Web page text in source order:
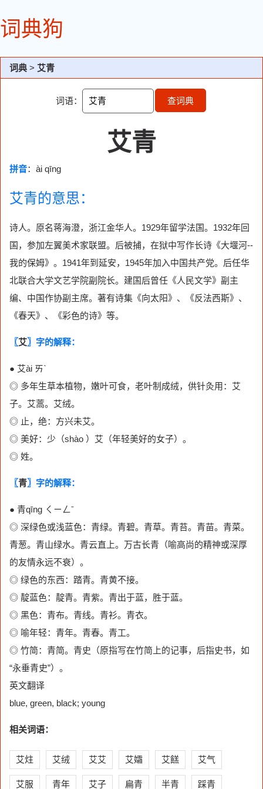
词典狗
词典 > 艾青
词语： 查词典
艾青
拼音：ài qīng
艾青的意思：
诗人。原名蒋海澄，浙江金华人。1929年留学法国。1932年回
国，参加左翼美术家联盟。后被捕，在狱中写作长诗《大堰河--
我的保姆》。1941年到延安，1945年加入中国共产党。后任华
北联合大学文艺学院副院长。建国后曾任《人民文学》副主
编、中国作协副主席。著有诗集《向太阳》、《反法西斯》、
《春天》、《彩色的诗》等。
〖艾〗字的解释：
● 艾ài ㄞˋ
◎ 多年生草本植物，嫩叶可食，老叶制成绒，供针灸用：艾
子。艾蒿。艾绒。
◎ 止，绝：方兴未艾。
◎ 美好：少（shào ）艾（年轻美好的女子）。
◎ 姓。
〖青〗字的解释：
● 青qīng ㄑㄧㄥˉ
◎ 深绿色或浅蓝色：青绿。青碧。青草。青苔。青苗。青菜。
青葱。青山绿水。青云直上。万古长青（喻高尚的精神或深厚
的友情永远不衰）。
◎ 绿色的东西：踏青。青黄不接。
◎ 靛蓝色：靛青。青紫。青出于蓝，胜于蓝。
◎ 黑色：青布。青线。青衫。青衣。
◎ 喻年轻：青年。青春。青工。
◎ 竹简：青简。青史（原指写在竹简上的记事，后指史书，如
“永垂青史”）。
英文翻译
blue, green, black; young
相关词语：
艾炷 艾绒 艾艾 艾孀 艾餻 艾气
艾服 青年 艾子 扁青 半青 踩青